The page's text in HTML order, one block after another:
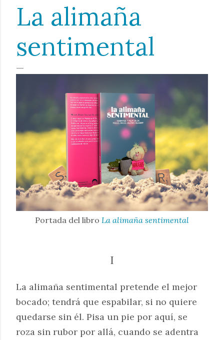
La alimaña
sentimental
Portada del libro La alimaña sentimental
I
La alimaña sentimental pretende el mejor
bocado; tendrá que espabilar, si no quiere
quedarse sin él. Pisa un pie por aquí, se
roza sin rubor por allá, cuando se adentra